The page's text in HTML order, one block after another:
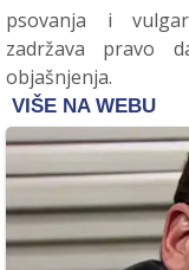
psovanja i
zadržava pravo
objašnjenja.